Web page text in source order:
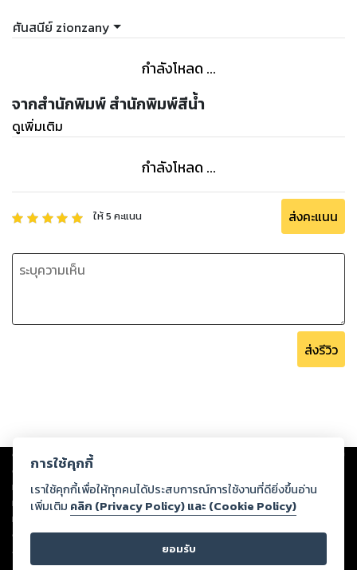
ศันสนีย์ zionzany
กำลังโหลด ...
จากสำนักพิมพ์ สำนักพิมพ์สีน้ำ
ดูเพิ่มเติม
กำลังโหลด ...
ให้5 คะแนน ส่งคะแนน
ส่งรีวิว
Copyright © 2026
ต่อผลงานหรือเนื้อหาใดที่อัปโหลดผ่านเว็บไซต์และปรากฏว่าละเมิดสิทธิใน
ทรัพย์สินทางปัญญาของบุคคลอื่นหรือขัดต่อกฎหมายและศีลธรรม ดังนั้น ผู้อ่าน
ทุกท่านโปรดใช้วิจารณญาณในการกลั่นกรองด้วยตนเอง และหากท่านพบว่าส่วน
หนึ่งส่วนใดขัดต่อกฎหมายและศีลธรรม กรุณาแจ้งมายังบริษัท เพื่อทีมงานจะได้
ดำเนินการในทันที ทั้งนี้ ทางสตอรี่ล็อกขอสงวนลิขสิทธิ์ตามพระราชบัญญัติ
ลิขสิทธิ์ พ.ศ. 2537 (ฉบับล่าสุด)
การใช้คุกกี้
เราใช้คุกกี้เพื่อให้ทุกคนได้ประสบการณ์การใช้งานที่ดียิ่งขึ้นอ่าน
เพิ่มเติม คลิก (Privacy Policy) และ (Cookie Policy)
ยอมรับ